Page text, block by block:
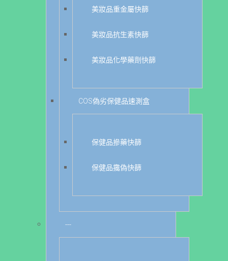
美妝品重金屬快篩
美妝品抗生素快篩
美妝品化學藥劑快篩
COS偽劣保健品速測盒
保健品摻藥快篩
保健品攙偽快篩
---